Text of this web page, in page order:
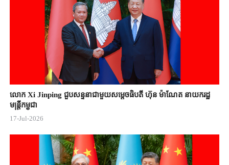
លោក Xi Jinping ជួបសន្ទនាជាមួយសម្តេចធិបតី ហ៊ុន ម៉ាណែត នាយករដ្ឋ
មន្ត្រីកម្ពុជា
17-Jul-2026